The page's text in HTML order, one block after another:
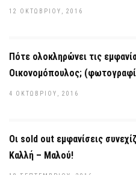
12 ΟΚΤΩΒΡΊΟΥ, 2016
Πότε ολοκληρώνει τις
Οικονομόπουλος;
4 ΟΚΤΩΒΡΊΟΥ, 2016
Οι sold out εμφανίσεις
Καλλή – Μαλού!